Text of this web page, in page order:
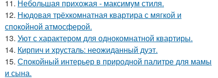
11. Небольшая прихожая - максимум стиля.
12. Нюдовая трёхкомнатная квартира с мягкой и
спокойной атмосферой.
13. Уют с характером для однокомнатной квартиры.
14. Кирпич и хрусталь: неожиданный дуэт.
15. Спокойный интерьер в природной палитре для мамы
и сына.